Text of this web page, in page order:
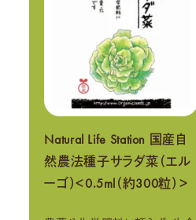
Natural Life Station 国産自
然農法種子サラダ菜（エル
ーゴ）＜0.5ml（約300粒）＞